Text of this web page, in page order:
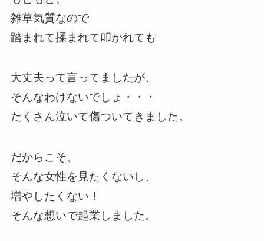
雑草気質なので
踏まれて揉まれて叩かれても
大丈夫って言ってましたが、
そんなわけないでしょ・・・
たくさん泣いて傷ついてきました。
だからこそ、
そんな女性を見たくないし、
増やしたくない！
そんな想いで起業しました。